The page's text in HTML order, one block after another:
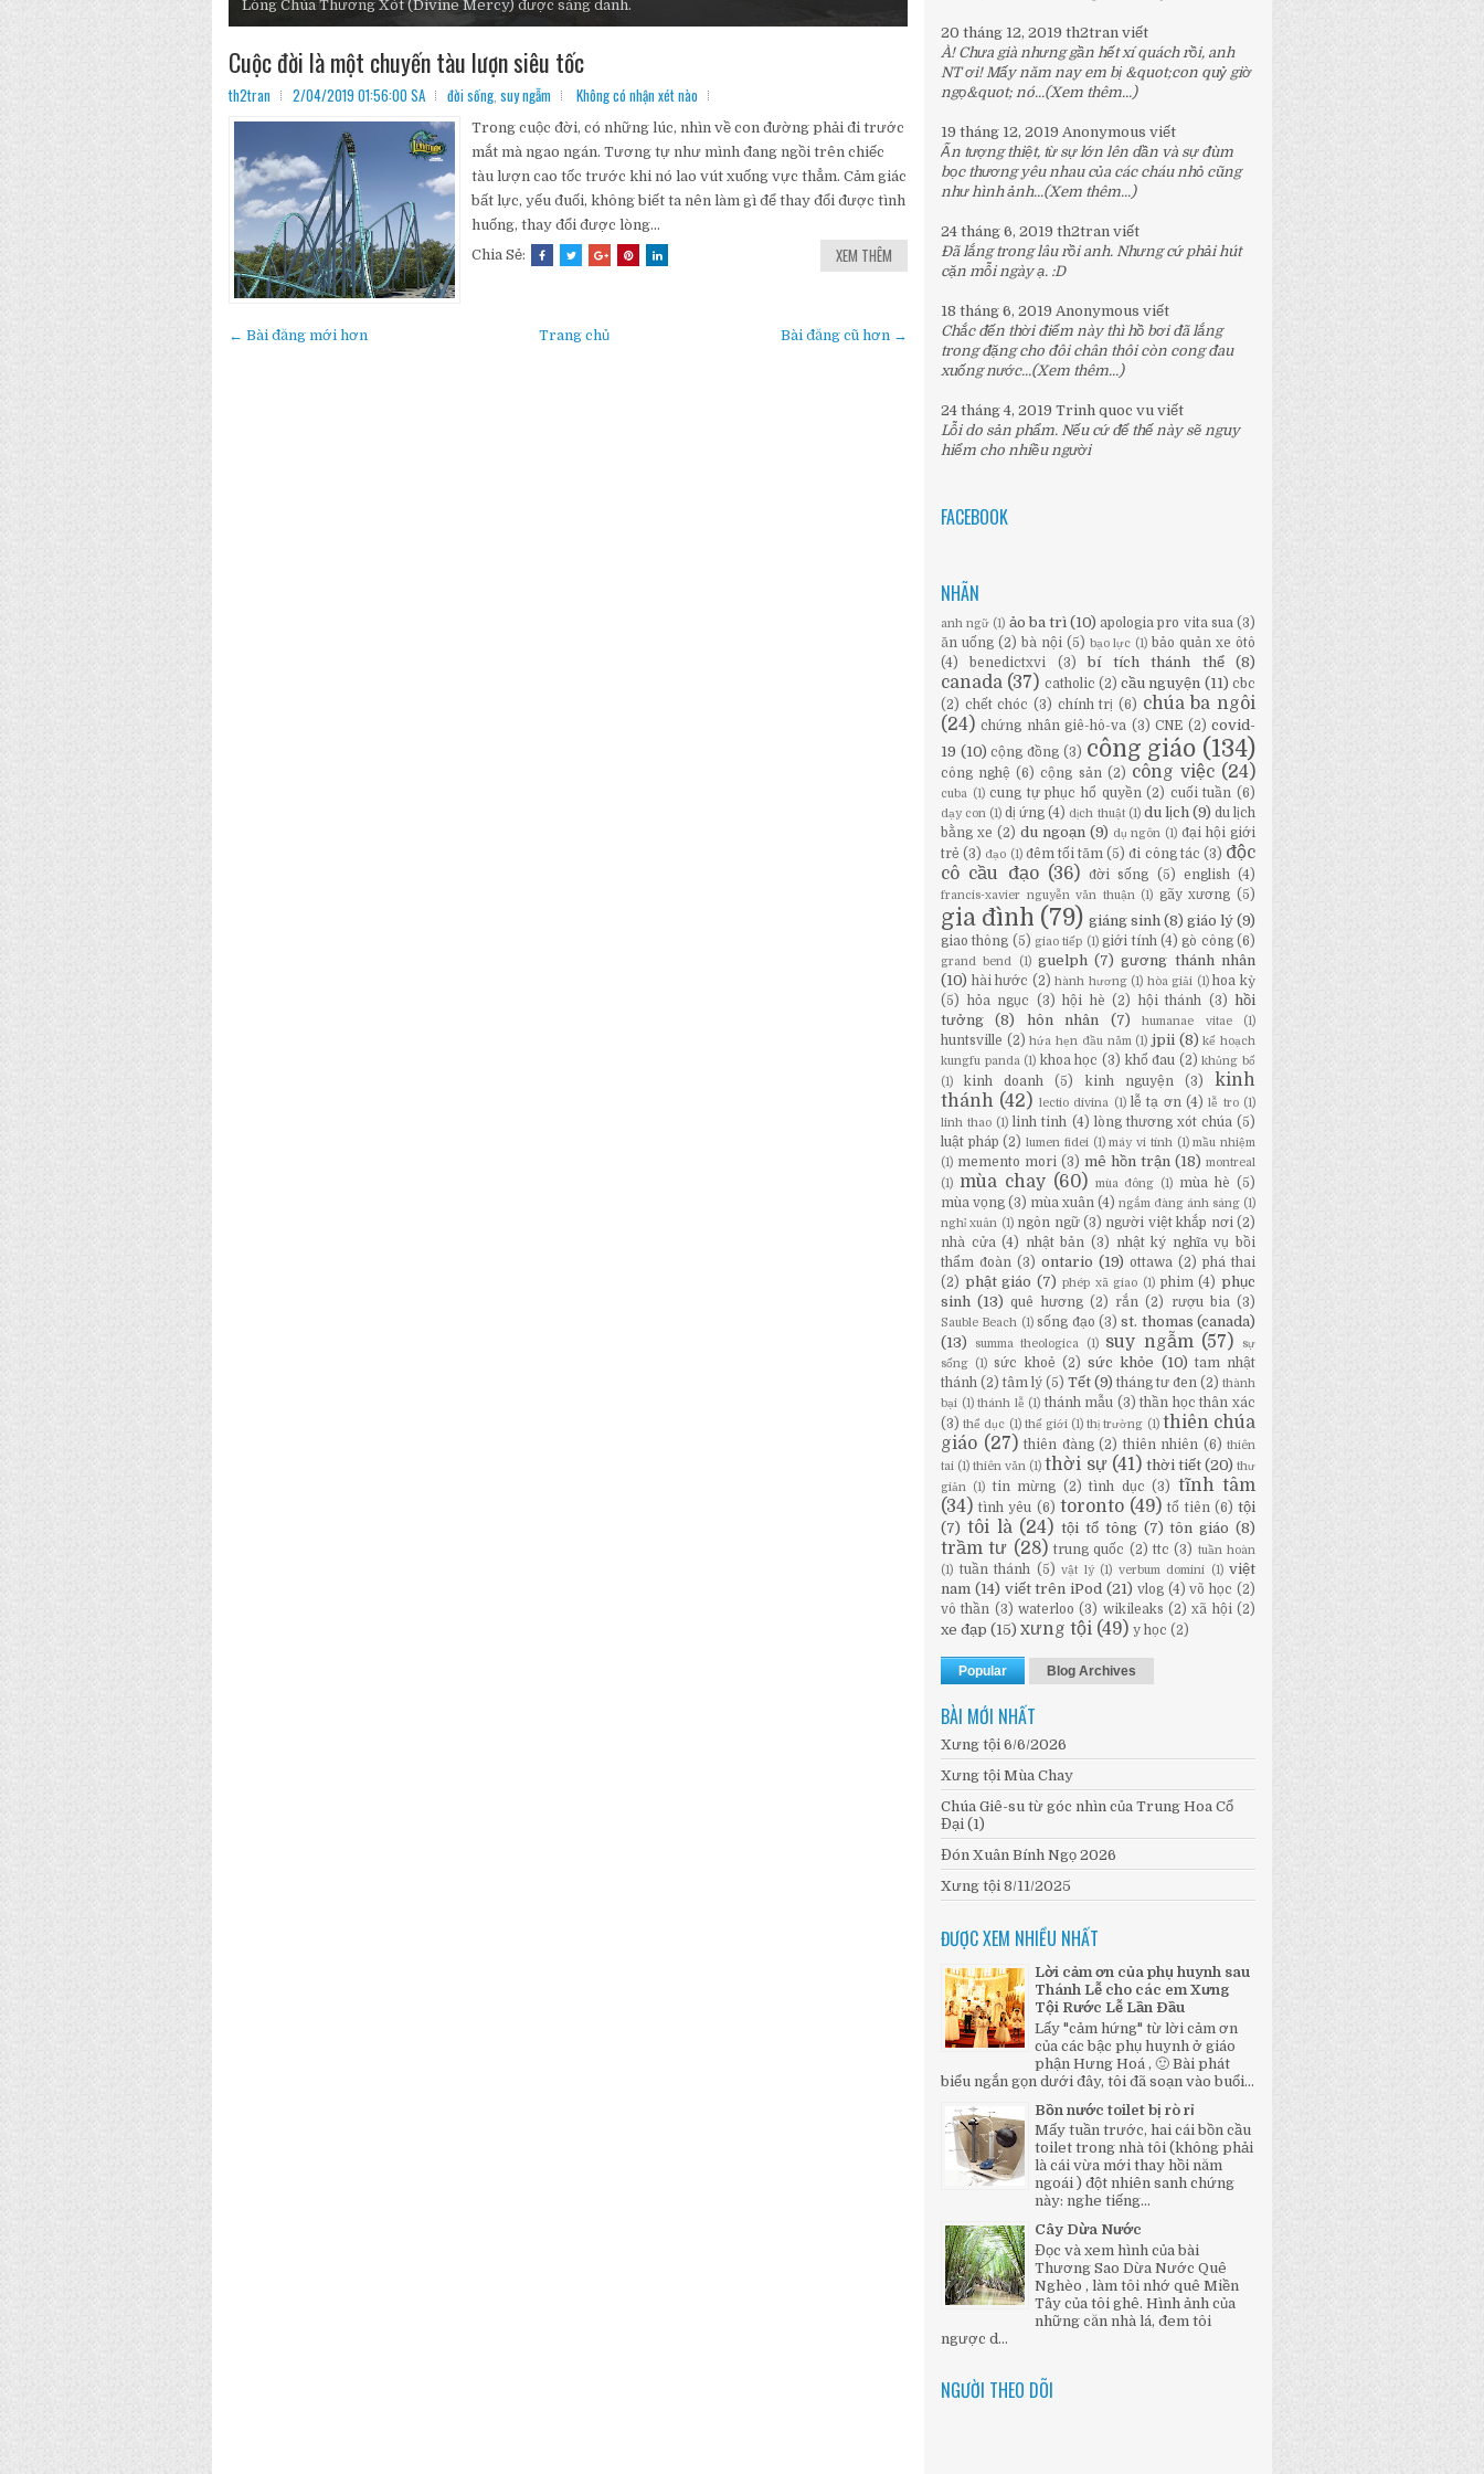
trên đầu mũ...
Cuộc đời là một chuyến tàu lượn siêu tốc
th2tran 2/04/2019 01:56:00 SA đời sống, suy ngẫm Không có nhận xét nào
Trong cuộc đời, có những lúc, nhìn về con đường phải đi trước
mắt mà ngao ngán. Tương tự như mình đang ngồi trên chiếc
tàu lượn cao tốc trước khi nó lao vút xuống vực thẳm. Cảm giác
bất lực, yếu đuối, không biết ta nên làm gì để thay đổi được tình
huống, thay đổi được lòng...
Chia Sẻ:
XEM THÊM
← Bài đăng mới hơn Bài đăng cũ hơn →
Trang chủ
20 tháng 12, 2019 th2tran viết
À! Chưa già nhưng gần hết xí quách rồi, anh
NT ơi! Mấy năm nay em bị &quot;con quỷ giờ
ngọ&quot; nó...(Xem thêm...)
19 tháng 12, 2019 Anonymous viết
Ấn tượng thiệt, từ sự lớn lên dần và sự đùm
bọc thương yêu nhau của các cháu nhỏ cũng
như hình ảnh...(Xem thêm...)
24 tháng 6, 2019 th2tran viết
Đã lắng trong lâu rồi anh. Nhưng cứ phải hút
cặn mỗi ngày ạ. :D
18 tháng 6, 2019 Anonymous viết
Chắc đến thời điểm này thì hồ bơi đã lắng
trong đặng cho đôi chân thôi còn cong đau
xuống nước...(Xem thêm...)
24 tháng 4, 2019 Trinh quoc vu viết
Lỗi do sản phẩm. Nếu cứ để thế này sẽ nguy
hiểm cho nhiều người
FACEBOOK
NHÃN
anh ngữ (1) ảo ba trì (10) apologia pro vita sua (3)
ăn uống (2) bà nội (5) bạo lực (1) bảo quản xe ôtô
(4)
benedictxvi (3) bí tích thánh thể (8)
canada (37) catholic (2) cầu nguyện (11) cbc
(2) chết chóc (3) chính trị (6) chúa ba ngôi
(24) chứng nhân giê-hô-va (3) CNE (2) covid-
19 (10) cộng đồng (3) công giáo (134)
công nghệ (6) cộng sản (2) công việc (24)
cuba (1) cung tự phục hổ quyền (2) cuối tuần (6)
dạy con (1) dị ứng (4) dịch thuật (1) du lịch (9) du lịch
bằng xe (2) du ngoạn (9) dụ ngôn (1) đại hội giới
trẻ (3) đạo (1) đêm tối tăm (5) đi công tác (3) độc
cô cầu đạo (36) đời sống (5) english (4)
francis-xavier nguyễn văn thuận (1) gãy xương (5)
gia đình (79) giáng sinh (8) giáo lý (9)
giao thông (5) giao tiếp (1) giới tính (4) gò công (6)
grand bend (1) guelph (7) gương thánh nhân
(10) hài hước (2) hành hương (1) hòa giải (1) hoa kỳ
(5) hỏa ngục (3) hội hè (2) hội thánh (3) hồi
tưởng
(8) hôn nhân (7) humanae vitae (1)
huntsville (2) hứa hẹn đầu năm (1) jpii (8) kế hoạch
kungfu panda (1) khoa học (3) khổ đau (2) khủng bố
(1)
kinh doanh (5) kinh nguyện (3)
kinh
thánh (42) lectio divina (1) lễ tạ ơn (4) lễ tro (1)
linh thao (1) linh tinh (4) lòng thương xót chúa (5)
luật pháp (2) lumen fidei (1) máy vi tính (1) mầu nhiệm
(1) memento mori (3) mê hồn trận (18) montreal
(1) mùa chay (60) mùa đông (1) mùa hè (5)
mùa vọng (3) mùa xuân (4) ngắm đàng ánh sáng (1)
nghỉ xuân (1) ngôn ngữ (3) người việt khắp nơi (2)
nhà cửa (4) nhật bản (3) nhật ký nghĩa vụ bồi
thẩm đoàn (3) ontario (19) ottawa (2) phá thai
(2) phật giáo (7) phép xã giao (1) phim (4) phục
sinh (13) quê hương (2) rắn (2) rượu bia (3)
Sauble Beach (1) sống đạo (3) st. thomas (canada)
(13)
summa theologica (1) suy ngẫm (57)
sự
sống
(1) sức khoẻ (2) sức khỏe (10) tam nhật
thánh (2) tâm lý (5) Tết (9) tháng tư đen (2) thành
bại (1) thánh lễ (1) thánh mẫu (3) thần học thân xác
(3) thể dục (1) thế giới (1) thị trường (1) thiên chúa
giáo (27) thiên đàng (2) thiên nhiên (6) thiên
tai (1) thiên văn (1) thời sự (41) thời tiết (20) thư
giản
(1) tin mừng (2) tình dục (3) tĩnh tâm
(34) tình yêu (6) toronto (49) tổ tiên (6) tội
(7) tôi là (24) tội tổ tông (7) tôn giáo (8)
trầm tư (28) trung quốc (2) ttc (3) tuần hoàn
(1) tuần thánh (5) vật lý (1) verbum domini (1) việt
nam (14) viết trên iPod (21) vlog (4) võ học (2)
vô thần (3) waterloo (3) wikileaks (2) xã hội (2)
xe đạp (15) xưng tội (49) y học (2)
Popular Blog Archives
BÀI MỚI NHẤT
Xưng tội 6/6/2026
Xưng tội Mùa Chay
Chúa Giê-su từ góc nhìn của Trung Hoa Cổ
Đại (1)
Đón Xuân Bính Ngọ 2026
Xưng tội 8/11/2025
ĐƯỢC XEM NHIỀU NHẤT
Lời cảm ơn của phụ huynh sau
Thánh Lễ cho các em Xưng
Tội Rước Lễ Lần Đầu
Lấy "cảm hứng" từ lời cảm ơn
của các bậc phụ huynh ở giáo
phận Hưng Hoá , 🙂 Bài phát
biểu ngắn gọn dưới đây, tôi đã soạn vào buổi...
Bồn nước toilet bị rò rỉ
Mấy tuần trước, hai cái bồn cầu
toilet trong nhà tôi (không phải
là cái vừa mới thay hồi năm
ngoái ) đột nhiên sanh chứng
này: nghe tiếng...
Cây Dừa Nước
Đọc và xem hình của bài
Thương Sao Dừa Nước Quê
Nghèo , làm tôi nhớ quê Miền
Tây của tôi ghê. Hình ảnh của
những căn nhà lá, đem tôi
ngược d...
NGƯỜI THEO DÕI